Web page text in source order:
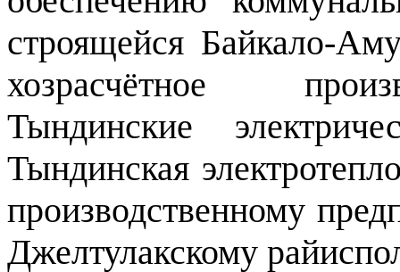
строящейся Байкало-
хозрасчётное
Тындинские
Тындинская
производственному
Джелтулакскому